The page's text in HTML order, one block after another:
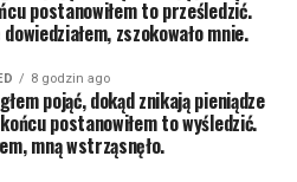
postanowiłem to prześledzić.
zszokowało mnie.
8 godzin ago
pojąć, dokąd znikają pieniądze
postanowiłem to wyśledzić.
mną wstrząsnęło.